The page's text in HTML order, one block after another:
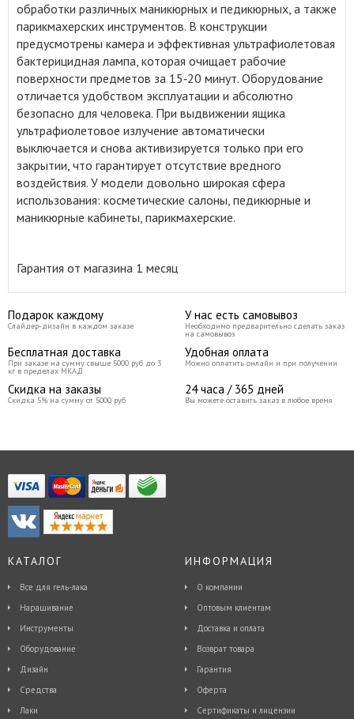
обработки различных маникюрных и педикюрных, а также
парикмахерских инструментов. В конструкции
предусмотрены камера и эффективная ультрафиолетовая
бактерицидная лампа, которая очищает рабочие
поверхности предметов за 15‑20 минут. Оборудование
отличается удобством эксплуатации и абсолютно
безопасно для человека. При выдвижении ящика
ультрафиолетовое излучение автоматически
выключается и снова активизируется только при его
закрытии, что гарантирует отсутствие вредного
воздействия. У модели довольно широкая сфера
использования: косметические салоны, педикюрные и
маникюрные кабинеты, парикмахерские.
Гарантия от магазина 1 месяц
Подарок каждому
Слайдер-дизайн в каждом заказе
У нас есть самовывоз
Необходимо предварительно сделать заказ
на самовывоз
Бесплатная доставка
При заказе на сумму свыше 5000 руб до 3
кг в пределах МКАД
Удобная оплата
Можно оплатить онлайн и при получении
Скидка на заказы
Скидка 5% на сумму от 5000 руб
24 часа / 365 дней
Вы можете оставить заказ в любое время
КАТАЛОГ
Все для гель-лака
Наращивание
Инструменты
Оборудование
Дизайн
Средства
Лаки
ИНФОРМАЦИЯ
О компании
Оптовым клиентам
Доставка и оплата
Возврат товара
Гарантия
Оферта
Сертификаты и лицензии